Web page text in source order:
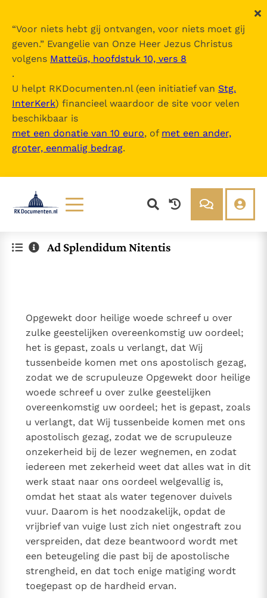
“Voor niets hebt gij ontvangen, voor niets moet gij
geven.” Evangelie van Onze Heer Jezus Christus
volgens Matteüs, hoofdstuk 10, vers 8
.
U helpt RKDocumenten.nl (een initiatief van Stg.
InterKerk) financieel waardoor de site voor velen
beschikbaar is
met een donatie van 10 euro, of met een ander,
groter, eenmalig bedrag.
Documenten
Denzinger
Over RK Documenten
Gebruiksvoorwaarden
Nieuwste Documenten
5. Het gebed van de Kerk
In Christus wordt onze honger vervuld
Leer de kostbare parel van Gods koninkrijk te
herkennen
Gods Koninkrijk groeit stilletjes door liefde, niet door
dwang
De mystiek. De mystieke verschijnselen en de
heiligheid
Berichten
Het Vaticaan publiceert een nieuwe Latijnse uitgave
van het Romeins martyrologium
Vaticaanse financiële waakhond verliest autonomie
Paus spreekt het Wereldvoedselprogramma toe
Paus Leo XIV in Pavia: "De stad is zowel een gave als
een taak"
Paus in Pavia: St. Augustinus toont ons de noodzaak om
"naar het innerlijk" toe te keren.
RK Documenten stelt heel veel belangrijke
Ad Splendidum Nitentis
Opgewekt door heilige woede schreef u over
zulke geestelijken overeenkomstig uw oordeel;
het is gepast, zoals u verlangt, dat Wij
tussenbeide komen met ons apostolisch gezag,
zodat we de scrupuleuze Opgewekt door heilige
woede schreef u over zulke geestelijken
overeenkomstig uw oordeel; het is gepast, zoals
u verlangt, dat Wij tussenbeide komen met ons
apostolisch gezag, zodat we de scrupuleuze
onzekerheid bij de lezer wegnemen, en zodat
iedereen met zekerheid weet dat alles wat in dit
werk staat naar ons oordeel welgevallig is,
omdat het staat als water tegenover duivels
vuur. Daarom is het noodzakelijk, opdat de
vrijbrief van vuige lust zich niet ongestraft zou
verspreiden, dat deze beantwoord wordt met
een beteugeling die past bij de apostolische
strengheid, en dat toch enige matiging wordt
toegepast op de hardheid ervan.